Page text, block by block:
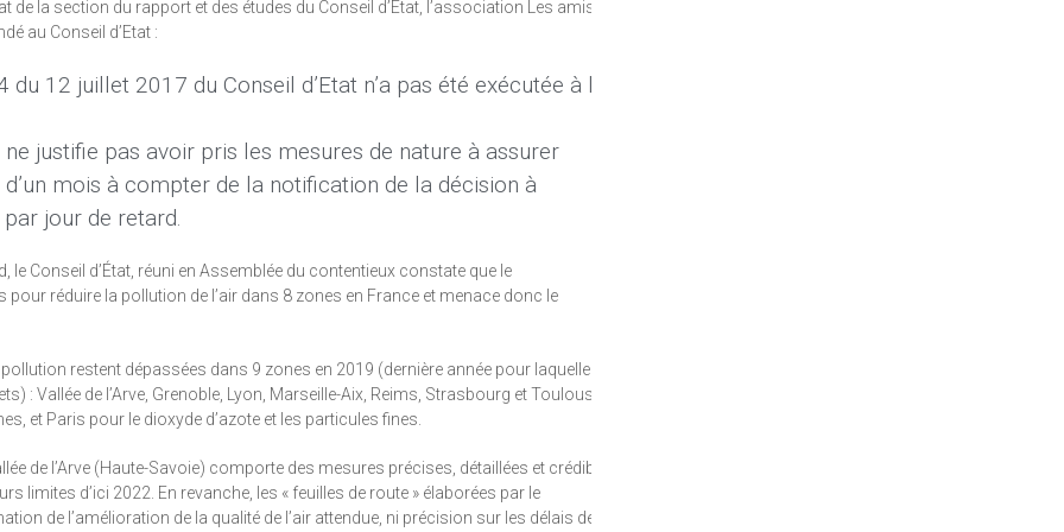
la section du rapport et des études du Conseil d’Etat, l’association Les amis de
au Conseil d’Etat :
12 juillet 2017 du Conseil d’Etat n’a pas été exécutée à la
ne justifie pas avoir pris les mesures de nature à assurer
mois à compter de la notification de la décision à
jour de retard.
Conseil d’État, réuni en Assemblée du contentieux constate que le
réduire la pollution de l’air dans 8 zones en France et menace donc le
restent dépassées dans 9 zones en 2019 (dernière année pour laquelle le
: Vallée de l’Arve, Grenoble, Lyon, Marseille-Aix, Reims, Strasbourg et Toulouse
et Paris pour le dioxyde d’azote et les particules fines.
de l’Arve (Haute-Savoie) comporte des mesures précises, détaillées et crédibles
limites d’ici 2022. En revanche, les « feuilles de route » élaborées par le
de l’amélioration de la qualité de l’air attendue, ni précision sur les délais de